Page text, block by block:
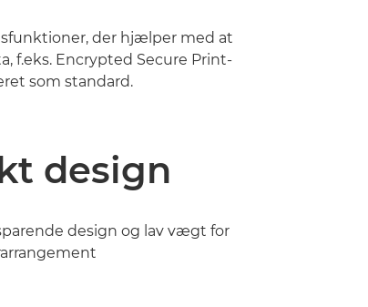
der hjælper med at
f.eks. Encrypted Secure Print-
som standard.
design
design og lav vægt for